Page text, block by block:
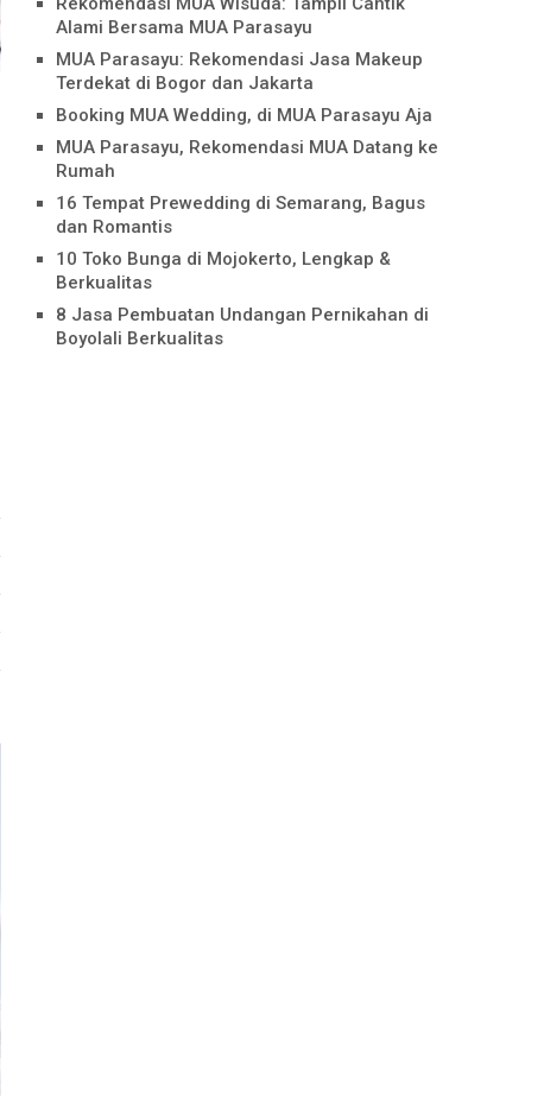
Alami Bersama MUA Parasayu
MUA Parasayu: Rekomendasi Jasa Makeup
Terdekat di Bogor dan Jakarta
Booking MUA Wedding, di MUA Parasayu Aja
MUA Parasayu, Rekomendasi MUA Datang ke
Rumah
16 Tempat Prewedding di Semarang, Bagus
dan Romantis
10 Toko Bunga di Mojokerto, Lengkap &
Berkualitas
8 Jasa Pembuatan Undangan Pernikahan di
Boyolali Berkualitas